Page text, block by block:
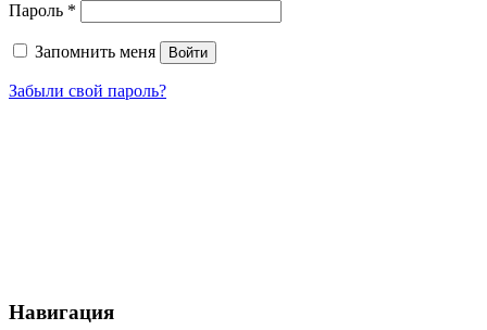
Пароль *
Запомнить меня Войти
Забыли свой пароль?
Навигация